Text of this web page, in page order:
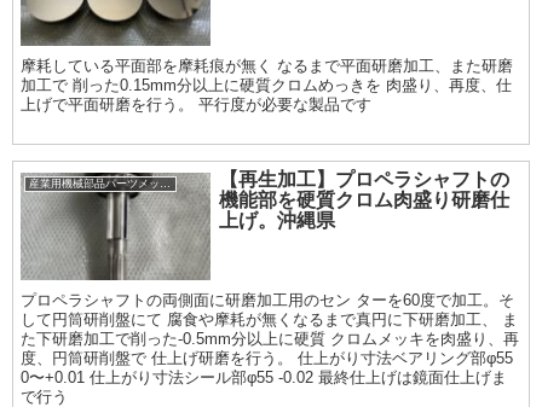
摩耗している平面部を摩耗痕が無く なるまで平面研磨加工、また研磨
加工で 削った0.15mm分以上に硬質クロムめっきを 肉盛り、再度、仕
上げで平面研磨を行う。 平行度が必要な製品です
産業用機械部品パーツメッキ加工履歴
【再生加工】プロペラシャフトの
機能部を硬質クロム肉盛り研磨仕
上げ。沖縄県
プロペラシャフトの両側面に研磨加工用のセン ターを60度で加工。そ
して円筒研削盤にて 腐食や摩耗が無くなるまで真円に下研磨加工、 ま
た下研磨加工で削った-0.5mm分以上に硬質 クロムメッキを肉盛り、再
度、円筒研削盤で 仕上げ研磨を行う。 仕上がり寸法ベアリング部φ55
0〜+0.01 仕上がり寸法シール部φ55 -0.02 最終仕上げは鏡面仕上げま
で行う